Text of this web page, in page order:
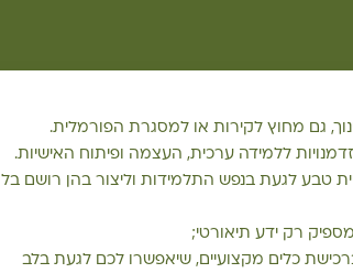
גם מחוץ לקירות או למסגרת הפורמלית.
ללמידה ערכית, העצמה ופיתוח האישיות.
טבע לגעת בנפש התלמידות וליצור בהן רושם בל
רק ידע תיאורטי;
כלים מקצועיים, שיאפשרו לכם לגעת בלב